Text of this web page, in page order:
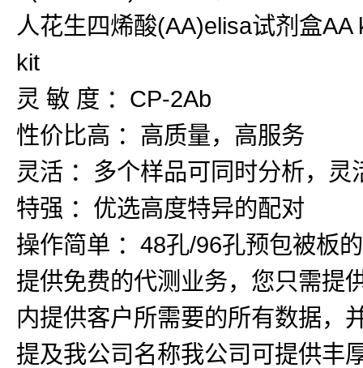
人花生四烯酸(AA)elisa试剂盒
kit
灵 敏 度 ：CP-2Ab
性价比高 ：高质量，高服务
灵活 ：多个样品可同时分析，
特强 ：优选高度特异的配对
操作简单 ：48孔/96孔预包被板
提供免费的代测业务，您只需提
内提供客户所需要的所有数据，
提及我公司名称我公司可提供丰